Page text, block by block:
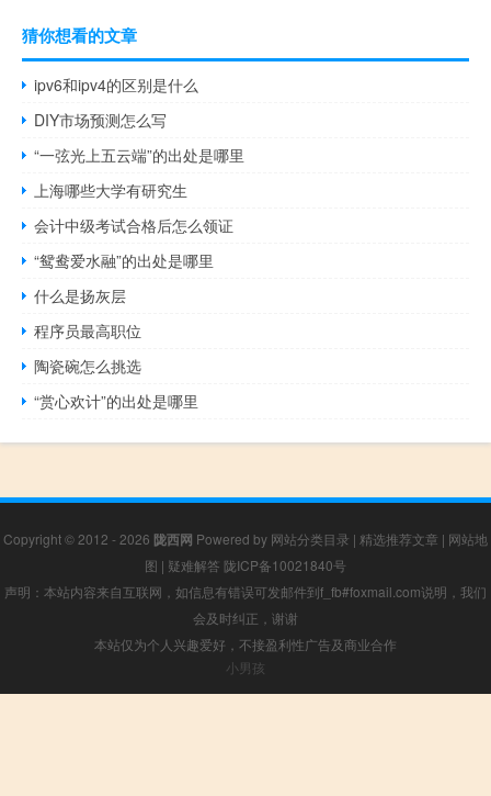
猜你想看的文章
ipv6和ipv4的区别是什么
DIY市场预测怎么写
“一弦光上五云端”的出处是哪里
上海哪些大学有研究生
会计中级考试合格后怎么领证
“鸳鸯爱水融”的出处是哪里
什么是扬灰层
程序员最高职位
陶瓷碗怎么挑选
“赏心欢计”的出处是哪里
Copyright © 2012 - 2026 陇西网 Powered by 网站分类目录 | 精选推荐文章 | 网站地
图 | 疑难解答 陇ICP备10021840号
声明：本站内容来自互联网，如信息有错误可发邮件到f_fb#foxmail.com说明，我们
会及时纠正，谢谢
本站仅为个人兴趣爱好，不接盈利性广告及商业合作
小男孩